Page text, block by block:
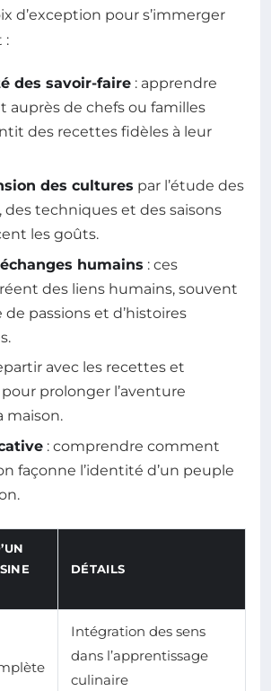
d’exception pour s’immerger
:
des savoir-faire : apprendre
auprès de chefs ou familles
des recettes fidèles à leur
des cultures par l’étude des
des techniques et des saisons
les goûts.
humains : ces
des liens humains, souvent
passions et d’histoires
avec les recettes et
prolonger l’aventure
maison.
: comprendre comment
façonne l’identité d’un peuple
DÉTAILS
Intégration des sens
dans l’apprentissage
culinaire